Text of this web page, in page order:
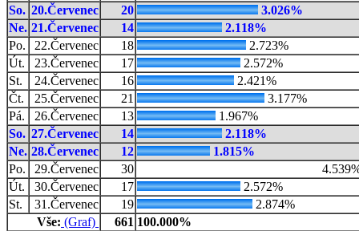
So. 20.Červenec 20
3.026%
Ne. 21.Červenec 14
2.118%
Po.
22.Červenec 18
2.723%
Út.
23.Červenec 17
2.572%
St.
24.Červenec 16
2.421%
Čt.
25.Červenec 21
3.177%
Pá.
26.Červenec 13
1.967%
So. 27.Červenec 14
2.118%
Ne. 28.Červenec 12
1.815%
Po.
29.Červenec 30
Út.
30.Červenec 17
2.572%
St.
31.Červenec 19
2.874%
Vše: (Graf) 661 100.000%